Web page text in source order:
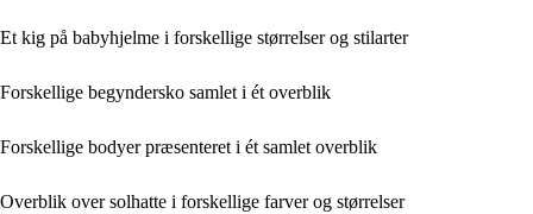
Et kig på babyhjelme i forskellige størrelser og stilarter
Forskellige begyndersko samlet i ét overblik
Forskellige bodyer præsenteret i ét samlet overblik
Overblik over solhatte i forskellige farver og størrelser